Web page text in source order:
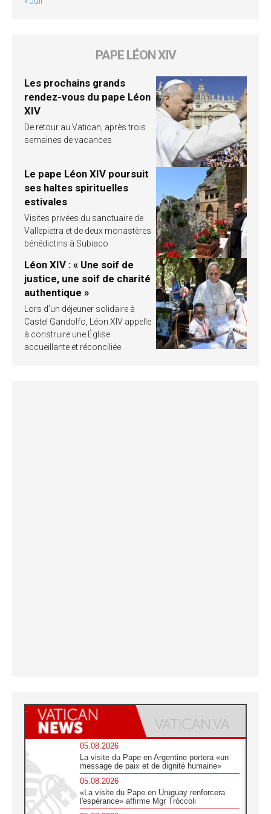
PAPE LÉON XIV
Les prochains grands
rendez-vous du pape Léon
XIV
De retour au Vatican, après trois
semaines de vacances
Le pape Léon XIV poursuit
ses haltes spirituelles
estivales
Visites privées du sanctuaire de
Vallepietra et de deux monastères
bénédictins à Subiaco
Léon XIV : « Une soif de
justice, une soif de charité
authentique »
Lors d’un déjeuner solidaire à
Castel Gandolfo, Léon XIV appelle
à construire une Église
accueillante et réconciliée
05.08.2026
La visite du Pape en Argentine portera «un
message de paix et de dignité humaine»
05.08.2026
«La visite du Pape en Uruguay renforcera
l'espérance» affirme Mgr Tróccoli